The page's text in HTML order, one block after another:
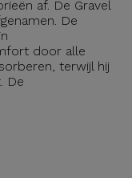
af. De Gravel
De
door alle
terwijl hij
De